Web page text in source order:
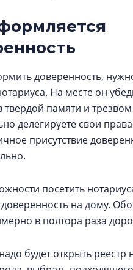
доверенность,
На месте он
твердой памяти и
делегируете свои
присутствие
посетить
на дому.
в полтора раза
будет открыть реестр